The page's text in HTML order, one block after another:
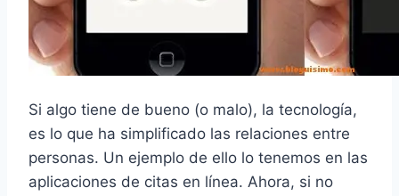
Si algo tiene de bueno (o malo), la tecnología,
es lo que ha simplificado las relaciones entre
personas. Un ejemplo de ello lo tenemos en las
aplicaciones de citas en línea. Ahora, si no